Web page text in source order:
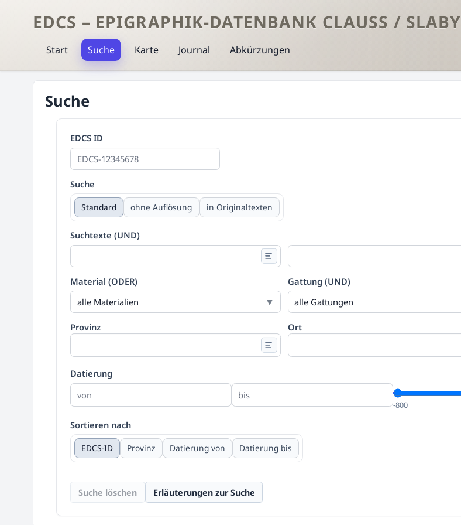
EDCS – EPIGRAPHIK-DATENBANK CLAUSS / SLABY
Start Suche Karte Journal Abkürzungen
Suche
EDCS ID
Suche
Standard ohne Auflösung in Originaltexten
Suchtexte (UND)
Material (ODER)
alle Materialien
Gattung (UND)
alle Gattungen
Provinz Ort
Datierung
-800
Sortieren nach
EDCS-ID Provinz Datierung von Datierung bis
Suche löschen Erläuterungen zur Suche